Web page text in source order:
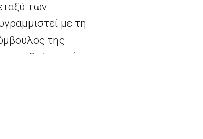
των
με τη
της
το ένα